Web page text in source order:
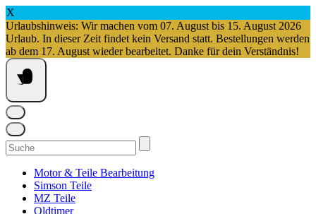
X
Urlaubshinweis: Wir machen vom 07. August bis 15. August 2026
Urlaub. In dieser Zeit findet kein Versand statt. Bestellungen werden
ab dem 17. August wieder bearbeitet. Danke für dein Verständnis!
Springe
zum
Inhalt
Suchen
nach:
Motor & Teile Bearbeitung
Simson Teile
MZ Teile
Oldtimer